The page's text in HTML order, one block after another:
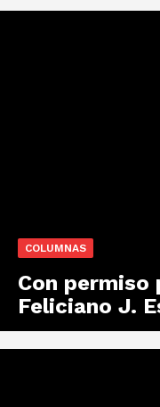
COLUMNAS
Con permiso
Feliciano J.